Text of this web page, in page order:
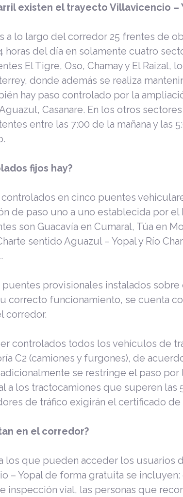
existen el trayecto Villavicencio –
a lo largo del corredor 25 frentes de
horas del día en solamente cuatro
El Tigre, Oso, Chamay y El Raizal,
donde además se realiza
hay paso controlado por la
Casanare. En los otros
entre las 7:00 de la mañana y las
fijos hay?
controlados en cinco puentes
de paso uno a uno establecida por el
son Guacavía en Cumaral, Túa en
sentido Aguazul – Yopal y Río
puentes provisionales instalados sobre
correcto funcionamiento, se cuenta
corredor.
controlados todos los vehículos de
C2 (camiones y furgones), de
se restringe el paso por
a los tractocamiones que superen las
de tráfico exigirán el certificado de
en el corredor?
los que pueden acceder los usuarios
– Yopal de forma gratuita se incluyen:
inspección vial, las personas que